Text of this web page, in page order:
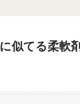
似てる柔軟